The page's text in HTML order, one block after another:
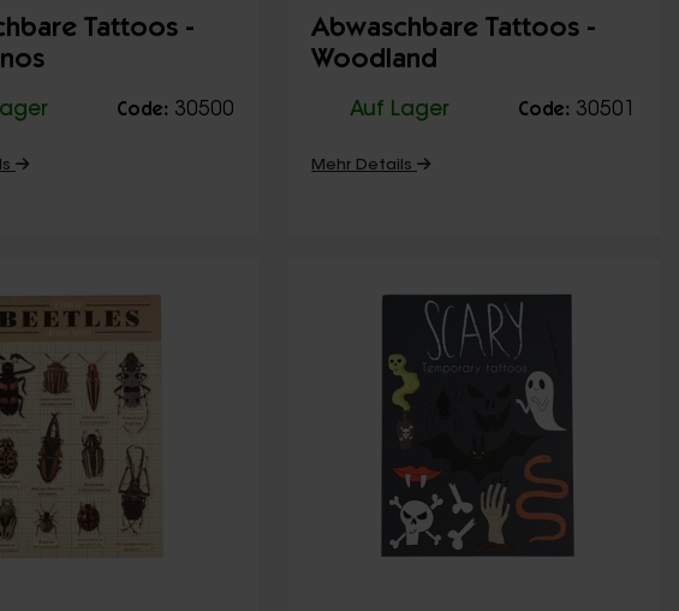
Tattoos -
Code: 30500
Abwaschbare Tattoos -
Woodland
Auf Lager Code: 30501
Mehr Details